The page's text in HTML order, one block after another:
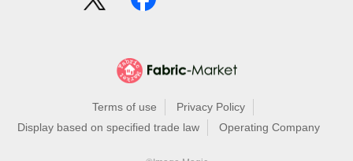
Terms of use
Privacy Policy
Display based on specified trade law
Operating Company